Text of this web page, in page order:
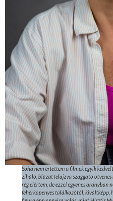
Soha nem értettem a filmek egyik
ziháló, blúzát felajzva szaggató
rég elértem, de ezzel egyenes arányban
fehérköpenyes találkozótól, kiváltképp,